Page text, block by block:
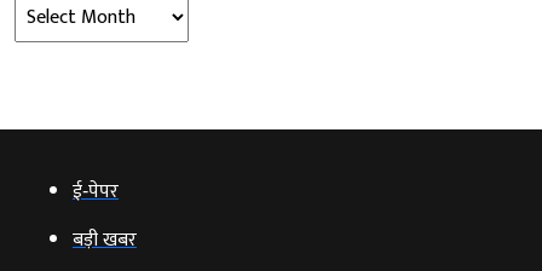
ई‑पेपर
बड़ी खबर